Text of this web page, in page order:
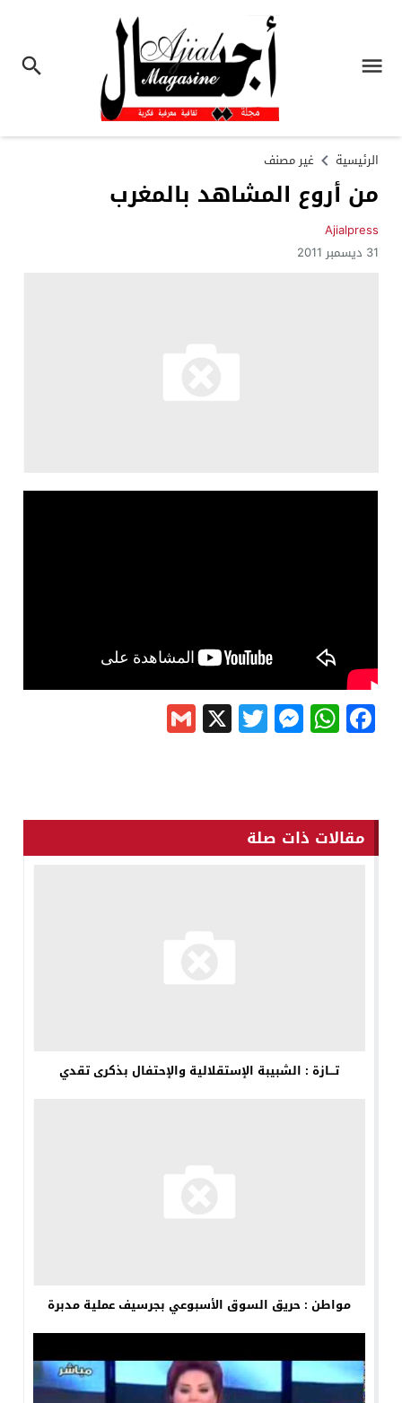
الرئيسية غير مصنف
من أروع المشاهد بالمغرب
Ajialpress
31 ديسمبر 2011
Facebook
WhatsApp
Messenger
Twitter
X
مقالات ذات صلة
تـــازة : الشبيبة الإستقلالية والإحتفال بذكرى تقدي
مواطن : حريق السوق الأسبوعي بجرسيف عملية مدبرة